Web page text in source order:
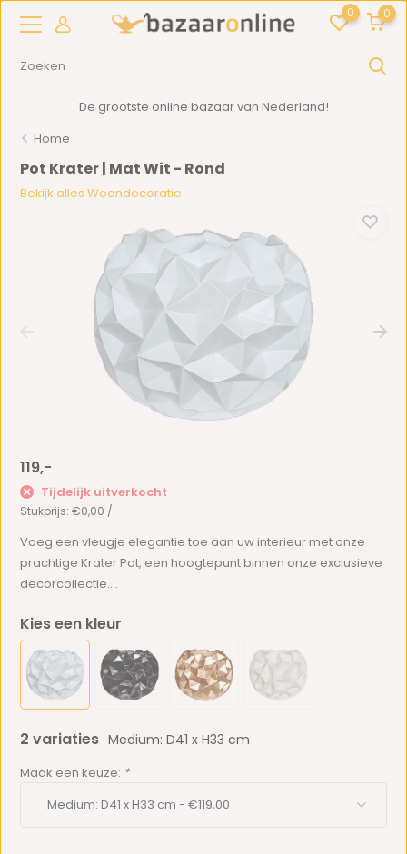
0 0
De grootste online bazaar van Nederland!
Home
Pot Krater | Mat Wit - Rond
Bekijk alles Woondecoratie
119,-
Tijdelijk uitverkocht
Stukprijs:€0,00 /
Voeg een vleugje elegantie toe aan uw interieur met onze
prachtige Krater Pot, een hoogtepunt binnen onze exclusieve
decorcollectie....
Kies een kleur
2 variaties Medium: D41 x H33 cm
Maak een keuze: *